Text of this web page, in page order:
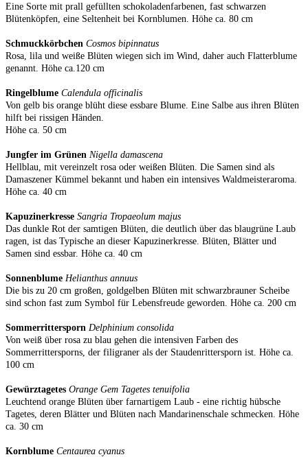
Eine Sorte mit prall gefüllten schokoladenfarbenen, fast schwarzen
Blütenköpfen, eine Seltenheit bei Kornblumen. Höhe ca. 80 cm
Schmuckkörbchen Cosmos bipinnatus
Rosa, lila und weiße Blüten wiegen sich im Wind, daher auch Flatterblume
genannt. Höhe ca.120 cm
Ringelblume Calendula officinalis
Von gelb bis orange blüht diese essbare Blume. Eine Salbe aus ihren Blüten
hilft bei rissigen Händen.
Höhe ca. 50 cm
Jungfer im Grünen Nigella damascena
Hellblau, mit vereinzelt rosa oder weißen Blüten. Die Samen sind als
Damaszener Kümmel bekannt und haben ein intensives Waldmeisteraroma.
Höhe ca. 40 cm
Kapuzinerkresse Sangria Tropaeolum majus
Das dunkle Rot der samtigen Blüten, die deutlich über das blaugrüne Laub
ragen, ist das Typische an dieser Kapuzinerkresse. Blüten, Blätter und
Samen sind essbar. Höhe ca. 40 cm
Sonnenblume Helianthus annuus
Die bis zu 20 cm großen, goldgelben Blüten mit schwarzbrauner Scheibe
sind schon fast zum Symbol für Lebensfreude geworden. Höhe ca. 200 cm
Sommerrittersporn Delphinium consolida
Von weiß über rosa zu blau gehen die intensiven Farben des
Sommerrittersporns, der filigraner als der Staudenrittersporn ist. Höhe ca.
100 cm
Gewürztagetes Orange Gem Tagetes tenuifolia
Leuchtend orange Blüten über farnartigem Laub - eine richtig hübsche
Tagetes, deren Blätter und Blüten nach Mandarinenschale schmecken. Höhe
ca. 30 cm
Kornblume Centaurea cyanus